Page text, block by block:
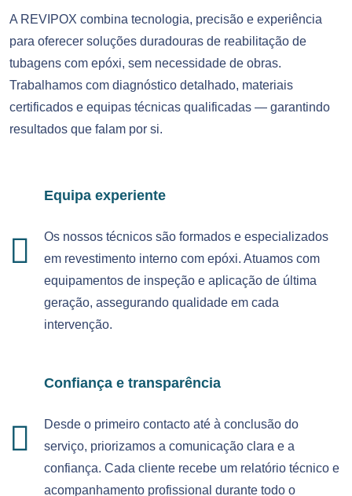
A REVIPOX combina tecnologia, precisão e experiência
para oferecer soluções duradouras de reabilitação de
tubagens com epóxi, sem necessidade de obras.
Trabalhamos com diagnóstico detalhado, materiais
certificados e equipas técnicas qualificadas — garantindo
resultados que falam por si.
Equipa experiente
Os nossos técnicos são formados e especializados
em revestimento interno com epóxi. Atuamos com
equipamentos de inspeção e aplicação de última
geração, assegurando qualidade em cada
intervenção.
Confiança e transparência
Desde o primeiro contacto até à conclusão do
serviço, priorizamos a comunicação clara e a
confiança. Cada cliente recebe um relatório técnico e
acompanhamento profissional durante todo o